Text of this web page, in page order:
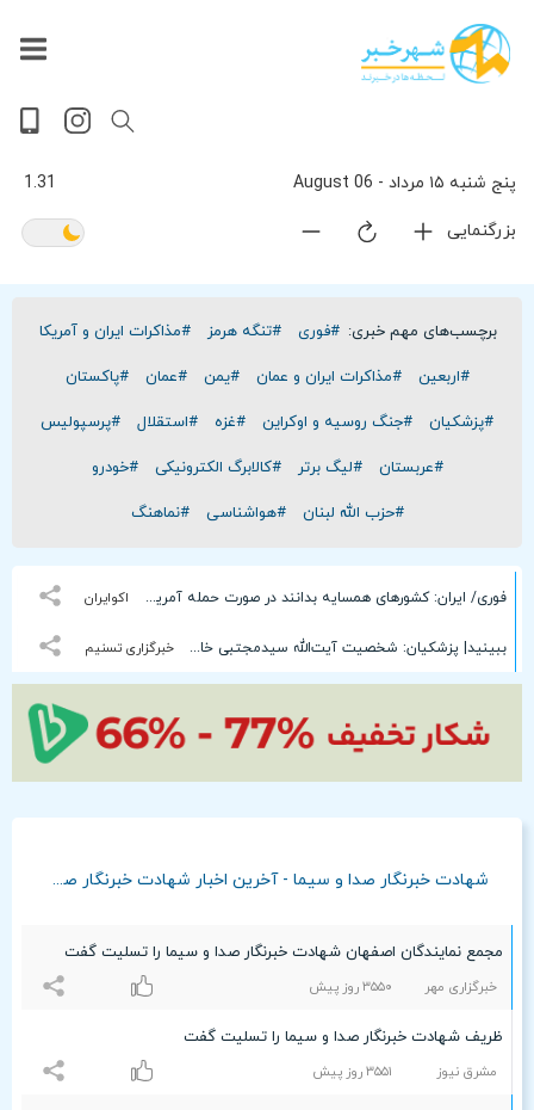
پنج شنبه ۱۵ مرداد - 06 August 1.31
بزرگنمایی
پربیننده‌ترین
اخبار
آخرین
اخبار
پخش
داغ
ترین
سیاسی
ورزشی
اقتصادی
حوادث
گوناگون
تصویری
سلامت
جهان
فرهنگی
ویدیویی
بازار
برچسب‌های مهم خبری: #فوری #تنگه هرمز #مذاکرات ایران و آمریکا
#اربعین #مذاکرات ایران و عمان #یمن #عمان #پاکستان
#پزشکیان #جنگ روسیه و اوکراین #غزه #استقلال #پرسپولیس
#عربستان #لیگ برتر #کالابرگ الکترونیکی #خودرو
#حزب الله لبنان #هواشناسی #نماهنگ
اکوایران فوری/ ایران: کشورهای همسایه بدانند در صورت حمله آمریکا، ما به زیرساخت‌های شما حمله میکنیم!
خبرگزاری تسنیم ببینید| پزشکیان: شخصیت آیت‌الله سیدمجتبی خامنه‌ای استثنائی است
شهادت خبرنگار صدا و سیما - آخرین اخبار شهادت خبرنگار صدا و سیما
مجمع نمایندگان اصفهان شهادت خبرنگار صدا و سیما را تسلیت گفت
خبرگزاری مهر ٣۵۵۰ روز پیش
ظریف شهادت خبرنگار صدا و سیما را تسلیت گفت
مشرق نیوز ٣۵۵۱ روز پیش